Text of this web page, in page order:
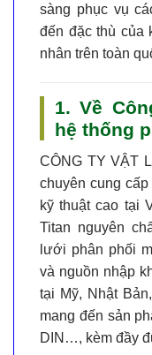
sàng phục vụ
đến đặc thù của
nhân trên toàn
1. Về
hệ thống
CÔNG TY VẬT
chuyên cung
kỹ thuật cao tại
Titan nguyên
lưới phân phối
và nguồn nhập
tại Mỹ, Nhật
mang đến sản
DIN…, kèm đầy